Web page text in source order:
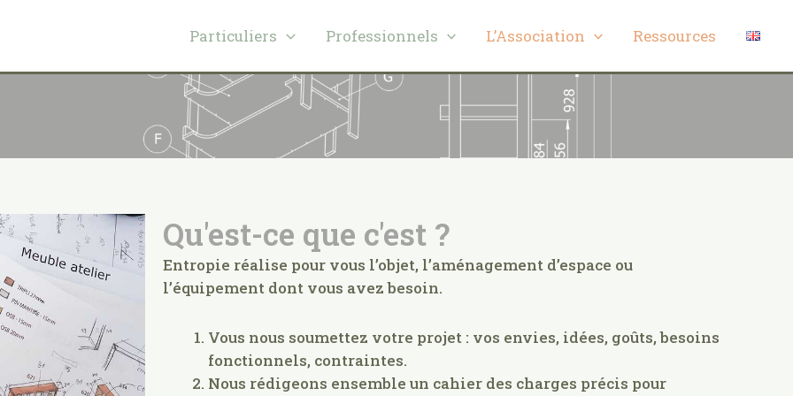
Particuliers Professionnels L’Association Ressources
Qu'est-ce que c'est ?
Entropie réalise pour vous l’objet, l’aménagement d’espace ou
l’équipement dont vous avez besoin.
Vous nous soumettez votre projet : vos envies, idées, goûts, besoins
fonctionnels, contraintes.
Nous rédigeons ensemble un cahier des charges précis pour